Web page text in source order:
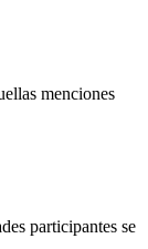
menciones
participantes se